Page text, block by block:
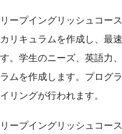
リープイングリッシュコー
カリキュラムを作成し、最
す。学生のニーズ、英語力
ラムを作成します。プログ
イリングが行われます。
リープイングリッシュコー